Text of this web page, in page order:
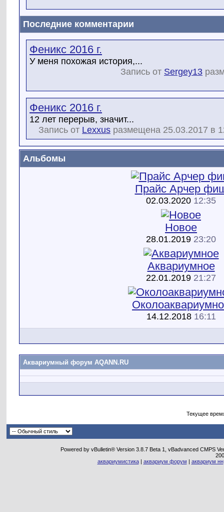
Последние комментарии
Феникс 2016 г.
У меня похожая история,...
Запись от Sergey13
Феникс 2016 г.
12 лет перерыв, значит...
Запись от Lexxus размещена 25.03.2017 в
Альбомы
Прайс Арчер
02.03.2020 12:35
Новое
28.01.2019 23:20
Аквариумное
22.01.2019 21:27
14.12.2018 16:11
Аквариумный форум AQANN.RU
Текущее
Powered by vBulletin® Version 3.8.7 Beta 1, vBadvanced CMPS
аквариумистика| аквариум форум | аквариум нн